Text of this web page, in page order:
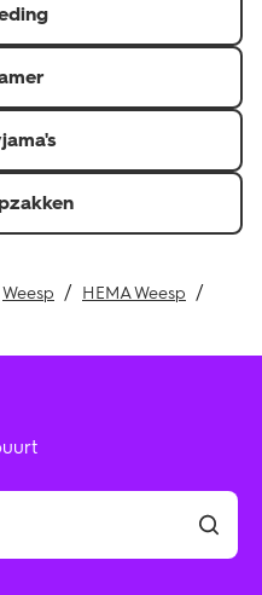
code voor een
code voor in de winkel
laten zien.\r
dagen geleden
Dan krijg je je
ook terug als je
Weesp
HEMA Weesp